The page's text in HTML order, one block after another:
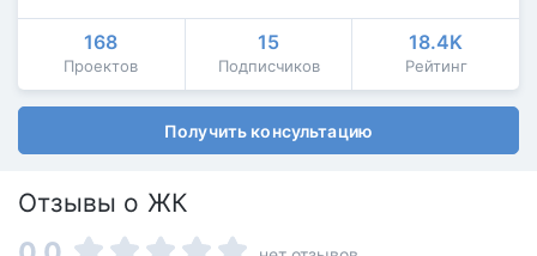
168
Проектов
15
Подписчиков
18.4K
Рейтинг
Получить консультацию
Отзывы о ЖК